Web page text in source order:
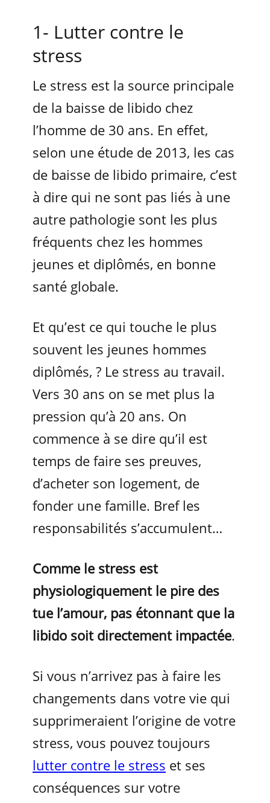
1- Lutter contre le
stress
Le stress est la source principale
de la baisse de libido chez
l’homme de 30 ans. En effet,
selon une étude de 2013, les cas
de baisse de libido primaire, c’est
à dire qui ne sont pas liés à une
autre pathologie sont les plus
fréquents chez les hommes
jeunes et diplômés, en bonne
santé globale.
Et qu’est ce qui touche le plus
souvent les jeunes hommes
diplômés, ? Le stress au travail.
Vers 30 ans on se met plus la
pression qu’à 20 ans. On
commence à se dire qu’il est
temps de faire ses preuves,
d’acheter son logement, de
fonder une famille. Bref les
responsabilités s’accumulent…
Comme le stress est
physiologiquement le pire des
tue l’amour, pas étonnant que la
libido soit directement impactée.
Si vous n’arrivez pas à faire les
changements dans votre vie qui
supprimeraient l’origine de votre
stress, vous pouvez toujours
lutter contre le stress et ses
conséquences sur votre